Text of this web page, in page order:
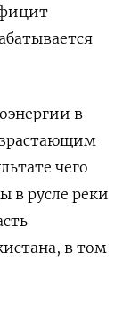
в
чего
в русле реки
в том